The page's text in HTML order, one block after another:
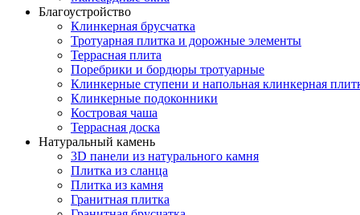
Благоустройство
Клинкерная брусчатка
Тротуарная плитка и дорожные элементы
Террасная плита
Поребрики и бордюры тротуарные
Клинкерные ступени и напольная клинкерная
Клинкерные подоконники
Костровая чаша
Террасная доска
Натуральный камень
3D панели из натурального камня
Плитка из сланца
Плитка из камня
Гранитная плитка